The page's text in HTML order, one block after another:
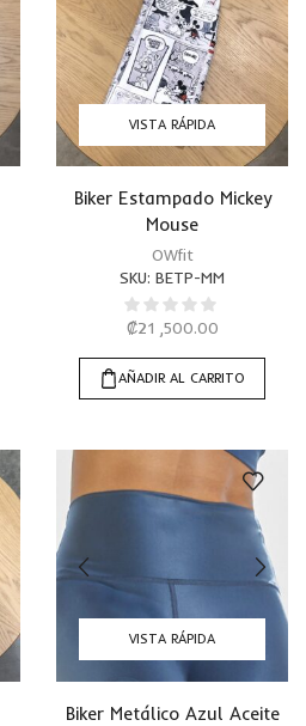
VISTA RÁPIDA
Biker Estampado Mickey
Mouse
OWfit
SKU: BETP-MM
₡21 ,500.00
AÑADIR AL CARRITO
VISTA RÁPIDA
Biker Metálico Azul Aceite